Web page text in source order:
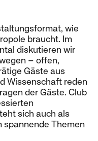
wie
braucht. Im
diskutieren wir
– offen,
Gäste aus
Wissenschaft reden
der Gäste. Club
sich auch als
Themen